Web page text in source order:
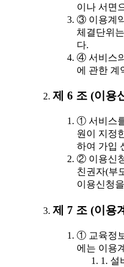
이나 서면
③ 이용계
체결단위
다.
④ 서비스
에 관한 계
제 6 조 (이용
① 서비스
원이 지정
하여 가입
② 이용신
친권자(부
이용신청
제 7 조 (이용
① 교육정
에는 이용
1. 설